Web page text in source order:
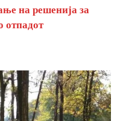
на решенија за
отпадот